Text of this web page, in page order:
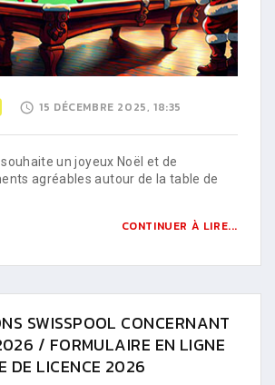
15 DÉCEMBRE 2025, 18:35
un joyeux Noël et de
agréables autour de la table de
CONTINUER À LIRE...
SWISSPOOL CONCERNANT
/ FORMULAIRE EN LIGNE
DE LICENCE 2026